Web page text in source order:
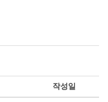
작성일